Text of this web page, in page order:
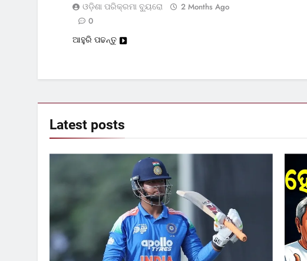
ଓଡ଼ିଶା ପରିକ୍ରମା ବ୍ୟୁରୋ
2 Months Ago
0
ଆହୁରି ପଢନ୍ତୁ
Latest posts